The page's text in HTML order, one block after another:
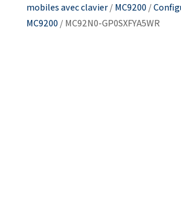
mobiles avec clavier/MC9200/
MC9200/ MC92N0-GP0SXFYA5WR